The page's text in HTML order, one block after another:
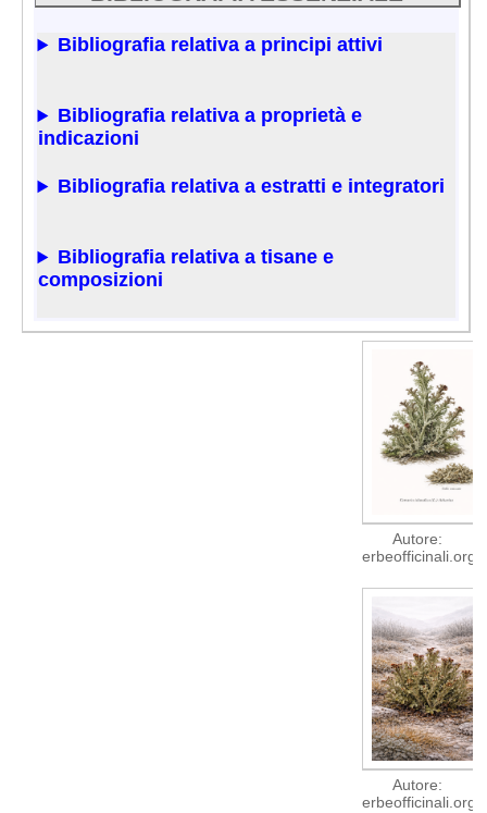
Bibliografia relativa a principi attivi
Bibliografia relativa a proprietà e
indicazioni
Bibliografia relativa a estratti e integratori
Bibliografia relativa a tisane e
composizioni
Autore:
erbeofficinali.org
Autore:
erbeofficinali.org